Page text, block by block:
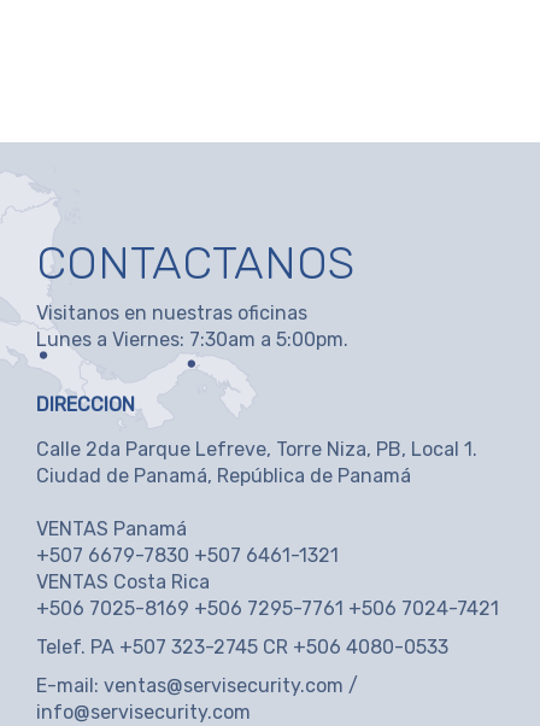
CONTACTANOS
Visitanos en nuestras oficinas
Lunes a Viernes: 7:30am a 5:00pm.
DIRECCION
Calle 2da Parque Lefreve, Torre Niza, PB, Local 1.
Ciudad de Panamá, República de Panamá
VENTAS Panamá
+507 6679-7830 +507 6461-1321
VENTAS Costa Rica
+506 7025-8169 +506 7295-7761 +506 7024-7421
Telef. PA +507 323-2745 CR +506 4080-0533
E-mail: ventas@servisecurity.com /
info@servisecurity.com